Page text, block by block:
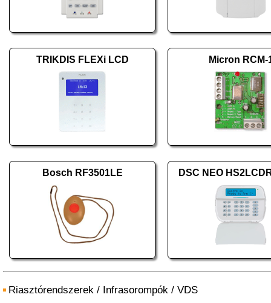
TRIKDIS FLEXi LCD Micron RCM-
Bosch RF3501LE DSC NEO
Riasztórendszerek / Infrasorompók / VDS